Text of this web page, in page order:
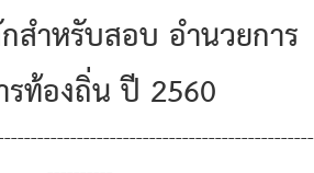
สำหรับสอบ อำนวยการ
ท้องถิ่น ปี 2560